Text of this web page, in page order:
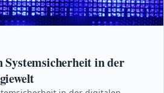
Systemsicherheit in der